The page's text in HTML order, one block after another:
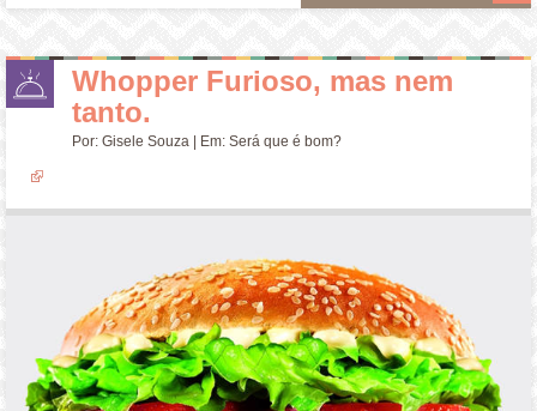
Whopper Furioso, mas nem
tanto.
Por:Gisele Souza | Em:Será que é bom?